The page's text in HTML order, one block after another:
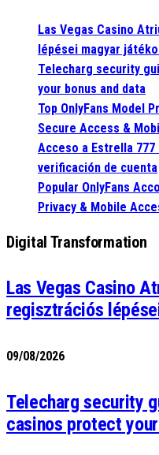
Las Vegas Casino
lépései magyar
Telecharg security
your bonus and data
Top OnlyFans Model
Secure Access &
Acceso a Estrella 777
verificación de cuenta
Popular OnlyFans
Privacy & Mobile
Digital Transformation
Las Vegas Casino
regisztrációs
09/08/2026
Telecharg security
casinos protect